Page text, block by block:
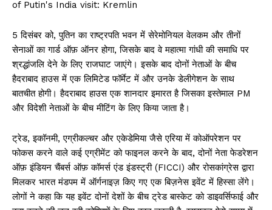
5 दिसंबर को, पुतिन का राष्ट्रपति भवन में सेरेमोनियल वेलकम और तीनों
सेनाओं का गार्ड ऑफ़ ऑनर होगा, जिसके बाद वे महात्मा गांधी की समाधि पर
श्रद्धांजलि देने के लिए राजघाट जाएंगे। इसके बाद दोनों नेताओं के बीच
हैदराबाद हाउस में एक लिमिटेड फॉर्मेट में और उनके डेलीगेशन के साथ
बातचीत होगी। हैदराबाद हाउस एक शानदार इमारत है जिसका इस्तेमाल PM
और विदेशी नेताओं के बीच मीटिंग के लिए किया जाता है।
ट्रेड, इकॉनमी, एग्रीकल्चर और एकेडेमिया जैसे एरिया में कोऑपरेशन पर
फोकस करने वाले कई एग्रीमेंट को फाइनल करने के बाद, दोनों नेता फेडरेशन
ऑफ़ इंडियन चैंबर्स ऑफ़ कॉमर्स एंड इंडस्ट्री (FICCI) और रोसकांग्रेस द्वारा
मिलकर भारत मंडपम में ऑर्गनाइज़ किए गए एक बिज़नेस इवेंट में हिस्सा लेंगे।
लोगों ने कहा कि यह इवेंट दोनों देशों के बीच ट्रेड बास्केट को डाइवर्सिफाई और